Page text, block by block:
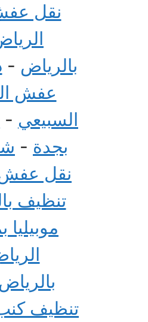
نقل
بالرياض -
عفش
السبيعي -
بجدة -
نقل
تنظيف
موبيليا
بالرياض
تنظيف كنب